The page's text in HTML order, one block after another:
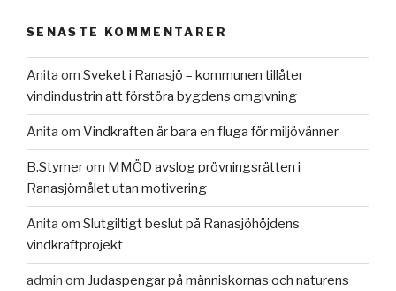
SENASTE KOMMENTARER
Anita om Sveket i Ranasjö – kommunen tillåter
vindindustrin att förstöra bygdens omgivning
Anita om Vindkraften är bara en fluga för miljövänner
B.Stymerom MMÖD avslog prövningsrätten i
Ranasjömålet utan motivering
Anita om Slutgiltigt beslut på Ranasjöhöjdens
vindkraftprojekt
admin om Judaspengar på människornas och naturens